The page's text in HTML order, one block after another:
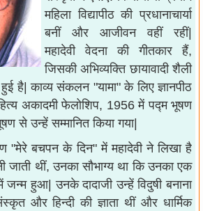
महिला विद्यापीठ की प्रधानाचार्या
बनीं और आजीवन वहीं रहीं|
महादेवी वेदना की गीतकार हैं,
जिसकी अभिव्यक्ति छायावादी शैली
है| काव्य संकलन "यामा" के लिए ज्ञानपीठ
अकादमी फेलोशिप, 1956 में पद्म भूषण
से उन्हें सम्मानित किया गया|
बचपन के दिन" में महादेवी ने लिखा है
जाती थीं, उनका सौभाग्य था कि उनका एक
जन्म हुआ| उनके दादाजी उन्हें विदुषी बनाना
और हिन्दी की ज्ञाता थीं और धार्मिक